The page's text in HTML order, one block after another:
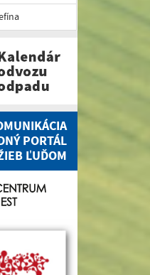
PORTÁL
ĽUĎOM